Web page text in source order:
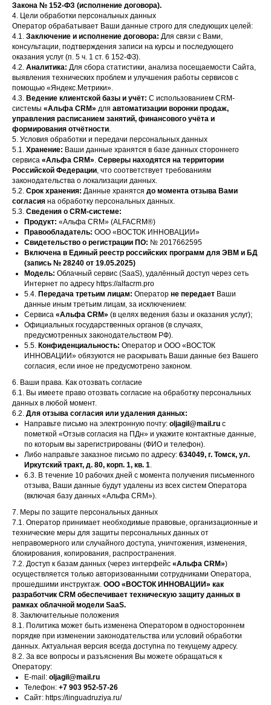
Закона № 152-ФЗ (исполнение договора).
4. Цели обработки персональных данных
Оператор обрабатывает Ваши данные строго для следующих целей:
4.1. Заключение и исполнение договора: Для связи с Вами,
консультации, подтверждения записи на курсы и последующего
оказания услуг (п. 5 ч. 1 ст. 6 152-ФЗ).
4.2. Аналитика: Для сбора статистики, анализа посещаемости Сайта,
выявления технических проблем и улучшения работы сервисов с
помощью «Яндекс.Метрики».
4.3. Ведение клиентской базы и учёт: С использованием CRM-
системы «Альфа CRM» для автоматизации воронки продаж,
управления расписанием занятий, финансового учёта и
формирования отчётности.
5. Условия обработки и передачи персональных данных
5.1. Хранение: Ваши данные хранятся в базе данных стороннего
сервиса «Альфа CRM». Серверы находятся на территории
Российской Федерации, что соответствует требованиям
законодательства о локализации данных.
5.2. Срок хранения: Данные хранятся до момента отзыва Вами
согласия на обработку персональных данных.
5.3. Сведения о CRM-системе:
Продукт: «Альфа CRM» (ALFACRM®)
Правообладатель: ООО «ВОСТОК ИННОВАЦИИ»
Свидетельство о регистрации ПО: № 2017662595
Включена в Единый реестр российских программ для ЭВМ и БД
(запись № 28240 от 19.05.2025)
Модель: Облачный сервис (SaaS), удалённый доступ через сеть
Интернет по адресу https://alfacrm.pro
5.4. Передача третьим лицам: Оператор не передает Ваши
данные иным третьим лицам, за исключением:
Сервиса «Альфа CRM» (в целях ведения базы и оказания услуг);
Официальных государственных органов (в случаях,
предусмотренных законодательством РФ).
5.5. Конфиденциальность: Оператор и ООО «ВОСТОК
ИННОВАЦИИ» обязуются не раскрывать Ваши данные без Вашего
согласия, если иное не предусмотрено законом.
6. Ваши права. Как отозвать согласие
6.1. Вы имеете право отозвать согласие на обработку персональных
данных в любой момент.
6.2. Для отзыва согласия или удаления данных:
Направьте письмо на электронную почту: oljagil@mail.ru с
пометкой «Отзыв согласия на ПДн» и укажите контактные данные,
по которым вы зарегистрированы (ФИО и телефон).
Либо направьте заказное письмо по адресу: 634049, г. Томск, ул.
Иркутский тракт, д. 80, корп. 1, кв. 1.
6.3. В течение 10 рабочих дней с момента получения письменного
отзыва, Ваши данные будут удалены из всех систем Оператора
(включая базу данных «Альфа CRM»).
7. Меры по защите персональных данных
7.1. Оператор принимает необходимые правовые, организационные и
технические меры для защиты персональных данных от
неправомерного или случайного доступа, уничтожения, изменения,
блокирования, копирования, распространения.
7.2. Доступ к базам данных (через интерфейс «Альфа CRM»)
осуществляется только авторизованными сотрудниками Оператора,
прошедшими инструктаж. ООО «ВОСТОК ИННОВАЦИИ» как
разработчик CRM обеспечивает техническую защиту данных в
рамках облачной модели SaaS.
8. Заключительные положения
8.1. Политика может быть изменена Оператором в одностороннем
порядке при изменении законодательства или условий обработки
данных. Актуальная версия всегда доступна по текущему адресу.
8.2. За все вопросы и разъяснения Вы можете обращаться к
Оператору:
E-mail: oljagil@mail.ru
Телефон: +7 903 952-57-26
Сайт: https://linguadruziya.ru/